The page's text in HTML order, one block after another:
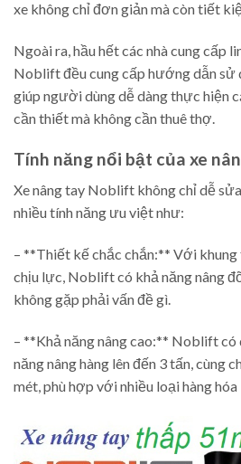
xe không chỉ đơn giản mà còn tiết
Ngoài ra, hầu hết các nhà cung cấp
Noblift đều cung cấp hướng dẫn sử
giúp người dùng dễ dàng thực hiện
cần thiết mà không cần thuê thợ.
Tính năng nổi bật của xe
Xe nâng tay Noblift không chỉ dễ
nhiều tính năng ưu việt như:
– **Thiết kế chắc chắn:** Với khung
chịu lực, Noblift có khả năng nâng
không gặp phải vấn đề gì.
– **Khả năng nâng cao:** Noblift có
năng nâng hàng lên đến 3 tấn, cùng
mét, phù hợp với nhiều loại hàng hóa